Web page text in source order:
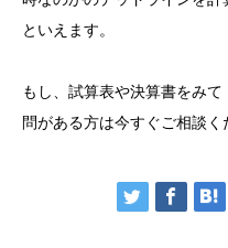
といえます。
もし、試算表や決算書をみ
問がある方は今すぐご相談く